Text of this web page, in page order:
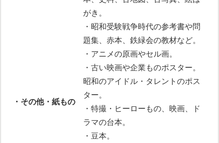
・その他・紙もの
がき。
・昭和受験戦争時代の参考書や問
題集、赤本、鉄緑会の教材など。
・アニメの原画やセル画。
・古い映画や企業ものポスター。
昭和のアイドル・タレントのポス
ター。
・特撮・ヒーローもの、映画、ド
ラマの台本。
・豆本。